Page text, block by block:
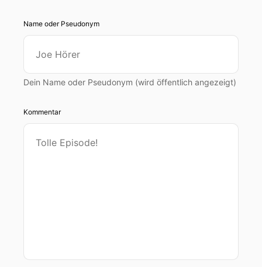
Name oder Pseudonym
Dein Name oder Pseudonym (wird öffentlich angezeigt)
Kommentar